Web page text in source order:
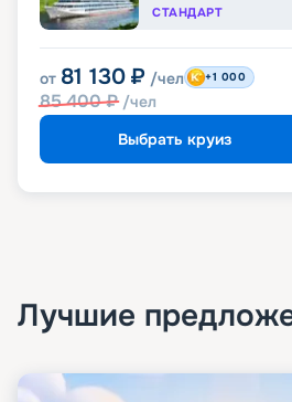
СТАНДАРТ
от 81 130 ₽ /чел
85 400₽ /чел
+1 000
Выбрать круиз
Лучшие